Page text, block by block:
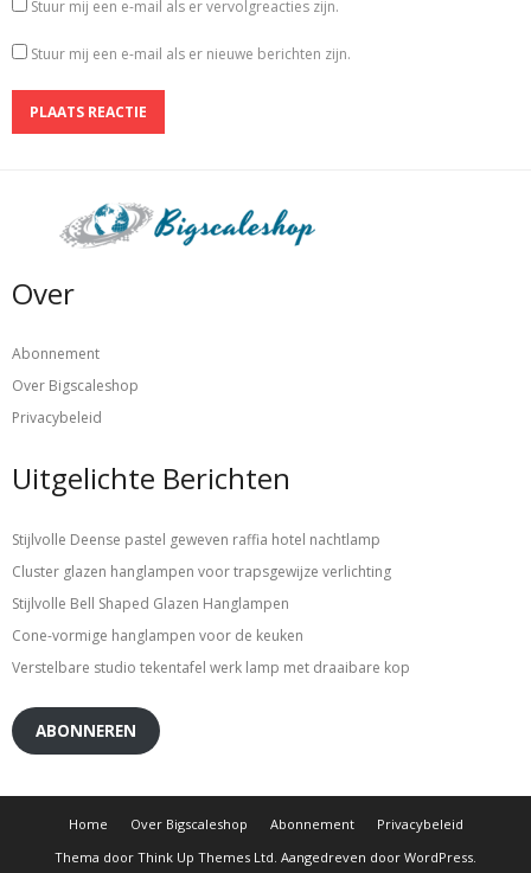
Stuur mij een e-mail als er vervolgreacties zijn.
Stuur mij een e-mail als er nieuwe berichten zijn.
Over
Abonnement
Over Bigscaleshop
Privacybeleid
Uitgelichte Berichten
Stijlvolle Deense pastel geweven raffia hotel nachtlamp
Cluster glazen hanglampen voor trapsgewijze verlichting
Stijlvolle Bell Shaped Glazen Hanglampen
Cone-vormige hanglampen voor de keuken
Verstelbare studio tekentafel werk lamp met draaibare kop
ABONNEREN
Home Over Bigscaleshop Abonnement
Privacybeleid
Thema door Think Up Themes Ltd . Aangedreven door WordPress